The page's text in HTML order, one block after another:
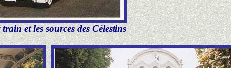
et les sources des Célestins